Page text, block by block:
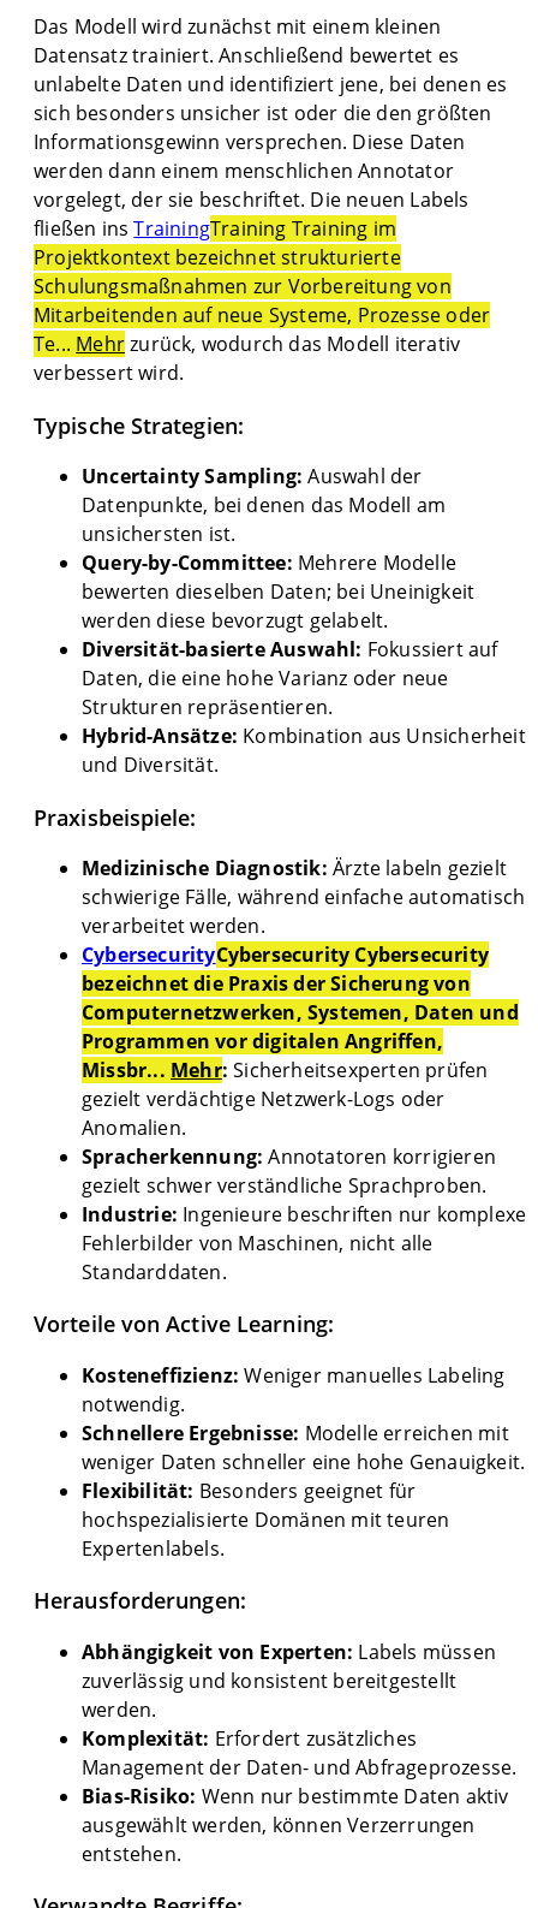
Das Modell wird zunächst mit einem kleinen
Datensatz trainiert. Anschließend bewertet es
unlabelte Daten und identifiziert jene, bei denen es
sich besonders unsicher ist oder die den größten
Informationsgewinn versprechen. Diese Daten
werden dann einem menschlichen Annotator
vorgelegt, der sie beschriftet. Die neuen Labels
fließen insTrainingTraining Training im
Projektkontext bezeichnet strukturierte
Schulungsmaßnahmen zur Vorbereitung von
Mitarbeitenden auf neue Systeme, Prozesse oder
Te... Mehrzurück, wodurch das Modell iterativ
verbessert wird.
Typische Strategien:
Uncertainty Sampling: Auswahl der
Datenpunkte, bei denen das Modell am
unsichersten ist.
Query-by-Committee: Mehrere Modelle
bewerten dieselben Daten; bei Uneinigkeit
werden diese bevorzugt gelabelt.
Diversität-basierte Auswahl: Fokussiert auf
Daten, die eine hohe Varianz oder neue
Strukturen repräsentieren.
Hybrid-Ansätze: Kombination aus Unsicherheit
und Diversität.
Praxisbeispiele:
Medizinische Diagnostik: Ärzte labeln gezielt
schwierige Fälle, während einfache automatisch
verarbeitet werden.
CybersecurityCybersecurity Cybersecurity
bezeichnet die Praxis der Sicherung von
Computernetzwerken, Systemen, Daten und
Programmen vor digitalen Angriffen,
Missbr... Mehr: Sicherheitsexperten prüfen
gezielt verdächtige Netzwerk-Logs oder
Anomalien.
Spracherkennung: Annotatoren korrigieren
gezielt schwer verständliche Sprachproben.
Industrie: Ingenieure beschriften nur komplexe
Fehlerbilder von Maschinen, nicht alle
Standarddaten.
Vorteile von Active Learning:
Kosteneffizienz: Weniger manuelles Labeling
notwendig.
Schnellere Ergebnisse: Modelle erreichen mit
weniger Daten schneller eine hohe Genauigkeit.
Flexibilität: Besonders geeignet für
hochspezialisierte Domänen mit teuren
Expertenlabels.
Herausforderungen:
Abhängigkeit von Experten: Labels müssen
zuverlässig und konsistent bereitgestellt
werden.
Komplexität: Erfordert zusätzliches
Management der Daten- und Abfrageprozesse.
Bias-Risiko: Wenn nur bestimmte Daten aktiv
ausgewählt werden, können Verzerrungen
entstehen.